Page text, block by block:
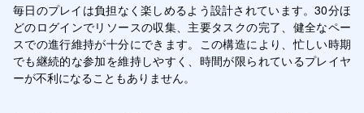
毎日のプレイは負担なく楽しめるよう設計されています。30分ほ
どのログインでリソースの収集、主要タスクの完了、健全なペー
スでの進行維持が十分にできます。この構造により、忙しい時期
でも継続的な参加を維持しやすく、時間が限られているプレイヤ
ーが不利になることもありません。